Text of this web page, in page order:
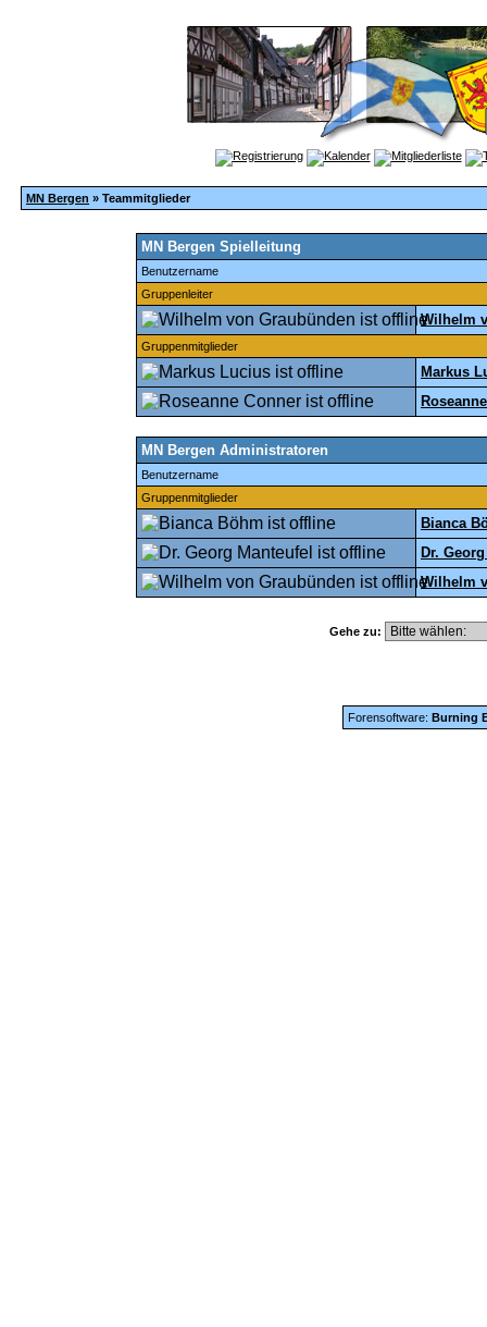
MN Bergen » Teammitglieder
MN Bergen Spielleitung
Benutzername
Gruppenleiter
Wilhelm
Gruppenmitglieder
Markus
MN Bergen Administratoren
Benutzername
Gruppenmitglieder
Bianca
Dr.
Wilhelm
Gehe zu:
Forensoftware: Burning